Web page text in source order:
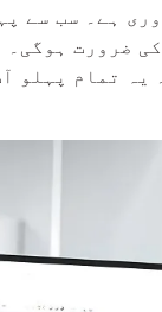
ہے۔ سب سے
ضرورت
یہ تمام پہلو